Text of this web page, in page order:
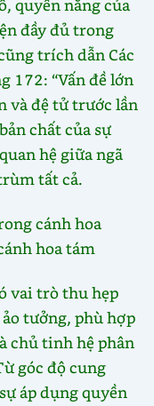
quyền năng của
đầy đủ trong
trích dẫn Các
172: “Vấn đề lớn
và đệ tử trước lần
chất của sự
hệ giữa ngã
tất cả.
cánh hoa
hoa tám
vai trò thu hẹp
tưởng, phù hợp
chủ tinh hệ phân
góc độ cung
áp dụng quyền